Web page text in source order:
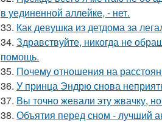
в уединенной аллейке, - нет.
33. Как девушка из детдома за
34. Здравствуйте, никогда не
помощь.
35. Почему отношения на
36. У принца Эндрю снова
37. Вы точно жевали эту жвачку,
38. Объятия перед сном - лучший